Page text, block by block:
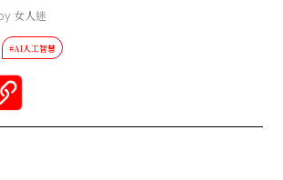
女人迷
#AI人工智慧